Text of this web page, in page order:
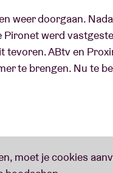
weer doorgaan.
werd
ABtv en
te brengen. Nu te